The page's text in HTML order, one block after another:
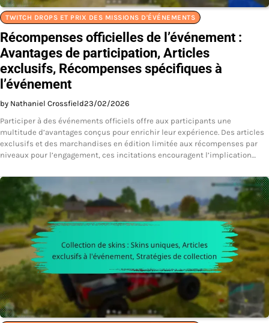
TWITCH DROPS ET PRIX DES MISSIONS D'ÉVÉNEMENTS
Récompenses officielles de l’événement :
Avantages de participation, Articles
exclusifs, Récompenses spécifiques à
l’événement
by Nathaniel Crossfield23/02/2026
Participer à des événements officiels offre aux participants une
multitude d’avantages conçus pour enrichir leur expérience. Des articles
exclusifs et des marchandises en édition limitée aux récompenses par
niveaux pour l’engagement, ces incitations encouragent l’implication…